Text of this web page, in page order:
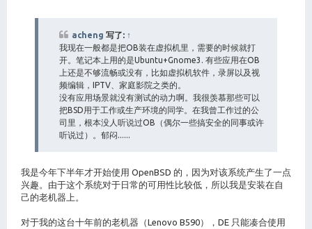
acheng 写了: ↑
我现在一般都是把OB装在虚拟机里，需要的时候就打
开。笔记本上用的是Ubuntu+Gnome3. 有些应用在OB
上还是不够流畅或没有，比如虚拟机软件，录屏以及视
频编辑，IPTV、家庭影院之类的。
没有应用场景就没有测试的动力啊。我很羡慕那些可以
把BSD用于工作或生产环境的同学。在我曾工作过的公
司里，根本没人听说过OB（偶尔一些搞安全的同事或许
听说过）。郁闷......
我是今年下半年才开始使用 OpenBSD 的，因为对该系统产生了一点
兴趣。由于这个系统对于日常的可用性比较低，所以我是安装在自
己的老机器上。
对于我的这台十年前的老机器（Lenovo B590），DE 只能凑合使用